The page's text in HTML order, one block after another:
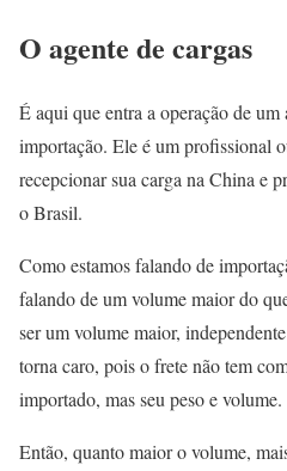
O agente de cargas
É aqui que entra a operação de um
importação. Ele é um profissional
recepcionar sua carga na China e
o Brasil.
Como estamos falando de
falando de um volume maior do
ser um volume maior,
torna caro, pois o frete não tem
importado, mas seu peso e volume.
Então, quanto maior o volume,